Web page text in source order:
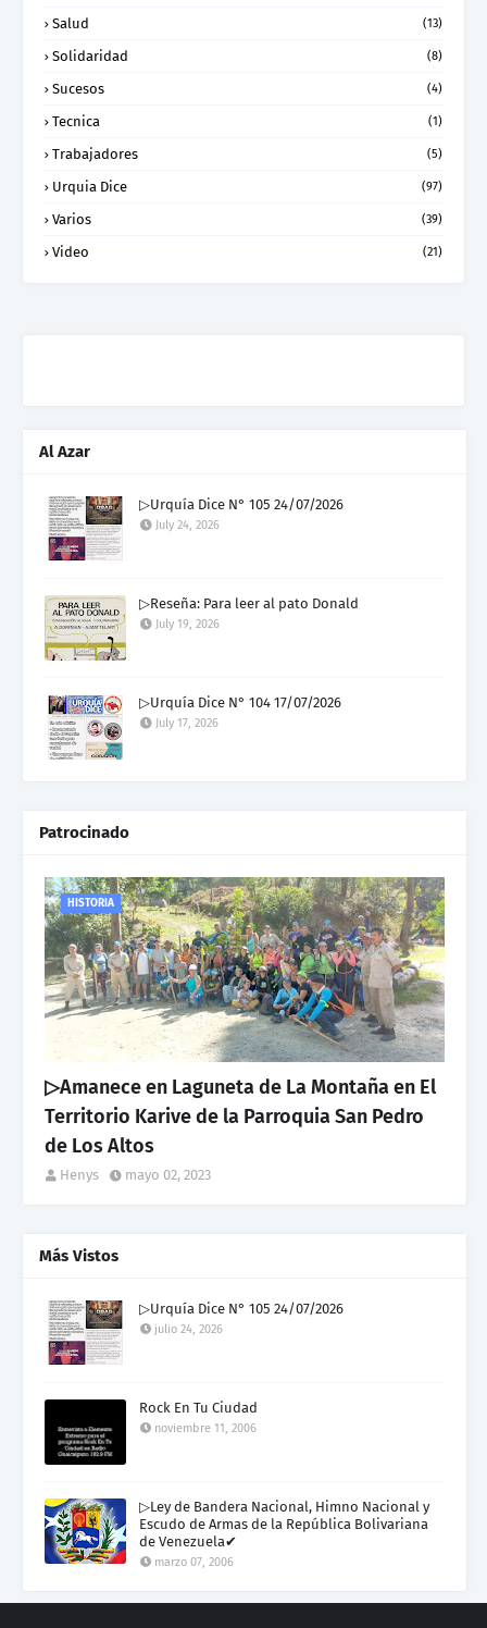
Salud (13)
Solidaridad (8)
Sucesos (4)
Tecnica (1)
Trabajadores (5)
Urquia Dice (97)
Varios (39)
Video (21)
Al Azar
▷Urquía Dice N° 105 24/07/2026
July 24, 2026
▷Reseña: Para leer al pato Donald
July 19, 2026
▷Urquía Dice N° 104 17/07/2026
July 17, 2026
Patrocinado
HISTORIA
▷Amanece en Laguneta de La Montaña en El
Territorio Karive de la Parroquia San Pedro
de Los Altos
Henys mayo 02, 2023
Más Vistos
▷Urquía Dice N° 105 24/07/2026
julio 24, 2026
Rock En Tu Ciudad
noviembre 11, 2006
▷Ley de Bandera Nacional, Himno Nacional y
Escudo de Armas de la República Bolivariana
de Venezuela✔
marzo 07, 2006